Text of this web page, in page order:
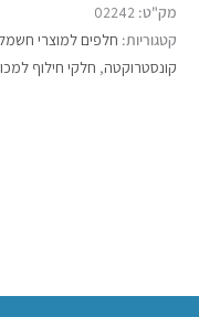
מק"ט: 02242
קטגוריות: חלפים למוצרי
קונסטרוקטה, חלקי חילוף